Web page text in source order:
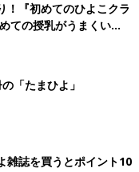
！『初めてのひよこクラ
ての授乳がうまくい
と夏のトラブル 解決テ
「たまひよ」
雑誌を買うとポイント10